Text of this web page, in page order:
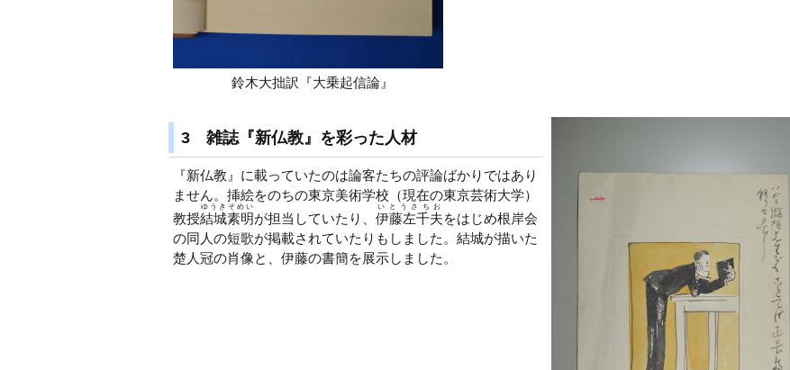
鈴木大拙訳『大乗起信論』
3 雑誌『新仏教』を彩った人材
『新仏教』に載っていたのは論客たちの評論ばかりではあり
ません。挿絵をのちの東京美術学校（現在の東京芸術大学）
教授結城素明
ゆうきそめい
が担当していたり、 伊藤左千夫
いとうさちお
をはじめ根岸会
の同人の短歌が掲載されていたりもしました。結城が描いた
楚人冠の肖像と、伊藤の書簡を展示しました。